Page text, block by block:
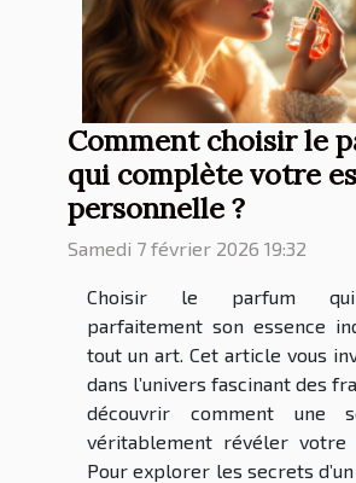
Comment choisir le
qui complète votre
personnelle ?
Samedi 7 février 2026 19:32
Choisir le parfum qui
parfaitement son essence
tout un art. Cet article vous
dans l’univers fascinant des
découvrir comment une
véritablement révéler votre
Pour explorer les secrets